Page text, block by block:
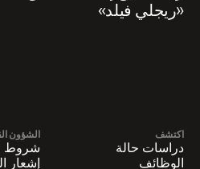
«ريجلي فيلد»
اكتشف
دراسات حالة
الوظائف
الشؤون
شروط
إشعار